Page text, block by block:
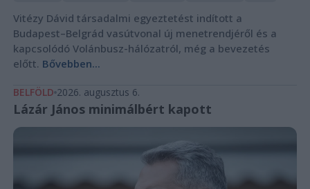
Vitézy Dávid társadalmi egyeztetést indított a
Budapest–Belgrád vasútvonal új menetrendjéről és a
kapcsolódó Volánbusz-hálózatról, még a bevezetés
előtt. Bővebben...
BELFÖLD 2026. augusztus 6.
Lázár János minimálbért kapott